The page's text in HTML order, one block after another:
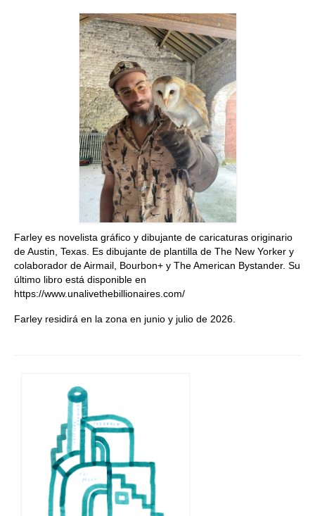
Quedate con nosotras
Farley es novelista gráfico y dibujante de caricaturas originario
de Austin, Texas. Es dibujante de plantilla de The New Yorker y
colaborador de Airmail, Bourbon+ y The American Bystander. Su
último libro está disponible en
https://www.unalivethebillionaires.com/
Farley residirá en la zona en junio y julio de 2026.